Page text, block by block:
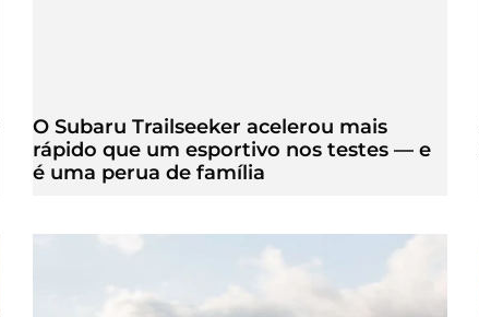
O Subaru Trailseeker acelerou mais
rápido que um esportivo nos testes — e
é uma perua de família